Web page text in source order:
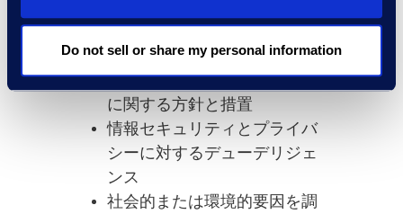
Do not sell or share my personal information
営業慣行：Epiqの倫理観
倫理、反汚職および腐敗防
止、公正な取引、競争法違反
に関する方針と措置
情報セキュリティとプライバ
シーに対するデューデリジェ
ンス
社会的または環境的要因を調